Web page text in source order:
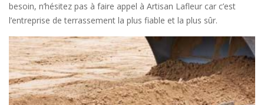
besoin, n’hésitez pas à faire appel à Artisan Lafleur car c’est
l’entreprise de terrassement la plus fiable et la plus sûr.